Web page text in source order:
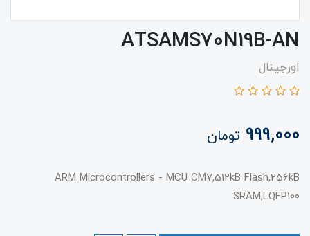
ATSAMS70N19B-AN
اورجینال
999,000 تومان
ARM Microcontrollers - MCU CM7,512kB Flash,256kB
SRAM,LQFP100